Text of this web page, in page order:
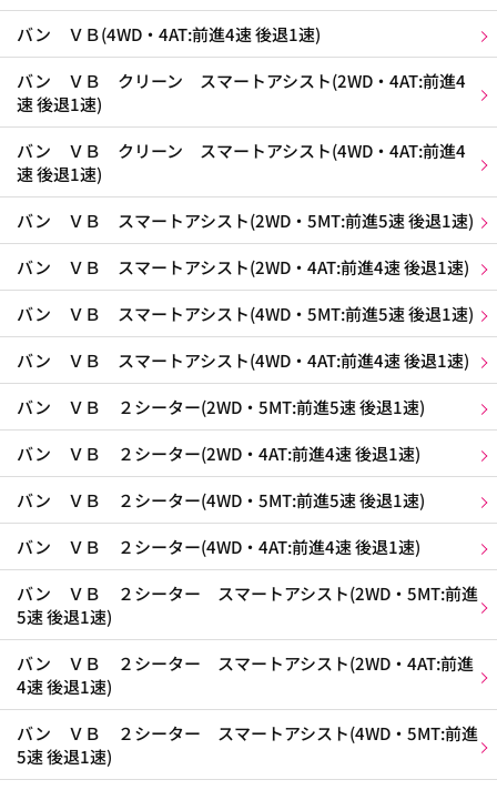
バン ＶＢ(4WD・4AT:前進4速 後退1速)
バン ＶＢ クリーン スマートアシスト(2WD・4AT:前進4
速 後退1速)
バン ＶＢ クリーン スマートアシスト(4WD・4AT:前進4
速 後退1速)
バン ＶＢ スマートアシスト(2WD・5MT:前進5速 後退1速)
バン ＶＢ スマートアシスト(2WD・4AT:前進4速 後退1速)
バン ＶＢ スマートアシスト(4WD・5MT:前進5速 後退1速)
バン ＶＢ スマートアシスト(4WD・4AT:前進4速 後退1速)
バン ＶＢ ２シーター(2WD・5MT:前進5速 後退1速)
バン ＶＢ ２シーター(2WD・4AT:前進4速 後退1速)
バン ＶＢ ２シーター(4WD・5MT:前進5速 後退1速)
バン ＶＢ ２シーター(4WD・4AT:前進4速 後退1速)
バン ＶＢ ２シーター スマートアシスト(2WD・5MT:前進
5速 後退1速)
バン ＶＢ ２シーター スマートアシスト(2WD・4AT:前進
4速 後退1速)
バン ＶＢ ２シーター スマートアシスト(4WD・5MT:前進
5速 後退1速)